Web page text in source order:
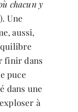
chacun y
Une
aussi,
finir dans
puce
dans une
à